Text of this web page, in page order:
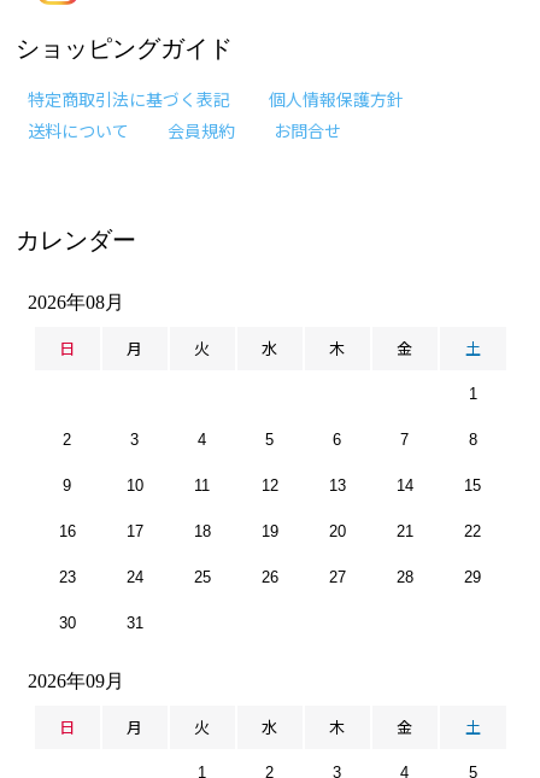
ショッピングガイド
特定商取引法に基づく表記
個人情報保護方針
送料について
会員規約 お問合せ
カレンダー
2026年08月
日 月 火 水 木 金 土
1
2 3 4 5 6 7 8
9 10 11 12 13 14 15
16 17 18 19 20 21 22
23 24 25 26 27 28 29
30 31
2026年09月
日 月 火 水 木 金 土
1 2 3 4 5